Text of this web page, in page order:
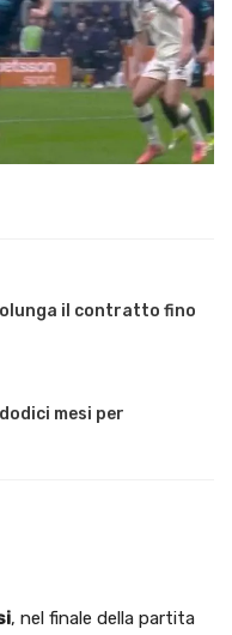
il contratto fino
mesi per
, nel finale della partita